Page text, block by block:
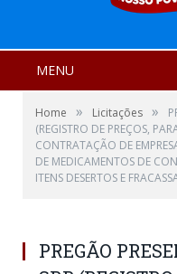
MENU
Home » Licitações »
(REGISTRO DE PREÇOS,
CONTRATAÇÃO DE
DE MEDICAMENTOS DE
ITENS DESERTOS E
PREGÃO